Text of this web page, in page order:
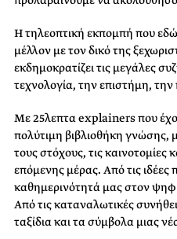
Η τηλεοπτική εκπομπή που εδώ
μέλλον με τον δικό της
εκδημοκρατίζει τις μεγάλες
τεχνολογία, την επιστήμη, την
Με 25λεπτα explainers που
πολύτιμη βιβλιοθήκη
τους στόχους, τις καινοτομίες
επόμενης μέρας. Από τις
καθημερινότητά μας στον
Από τις καταναλωτικές
ταξίδια και τα σύμβολα μιας